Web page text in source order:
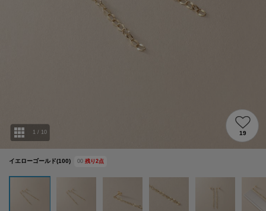
AFTERCARE & REPAIRS
SUSTAINABLE
イエローゴールド(100) 00 残り 2点
1 / 10 19